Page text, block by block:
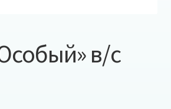
в/с